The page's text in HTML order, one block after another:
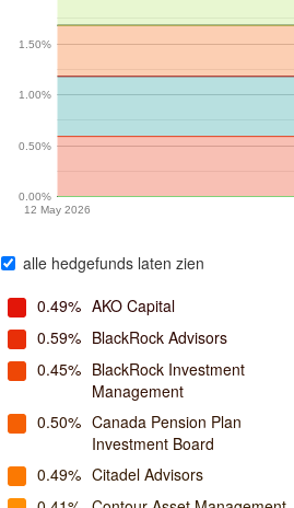
12 May 2026
0.00%
0.50%
1.00%
1.50%
alle hedgefunds laten zien
0.49% AKO Capital
0.59% BlackRock Advisors
0.45% BlackRock Investment
Management
0.50% Canada Pension Plan
Investment Board
0.49% Citadel Advisors